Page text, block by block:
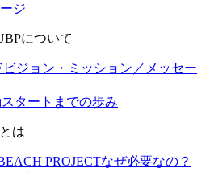
ジ
について
ビジョン・ミッション／メッセー
タートまでの歩み
は
PROJECTなぜ必要なの？